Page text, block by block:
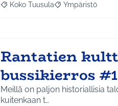
Rajaa tulokset aihepiirin mukaan:
Koko Tuusula Rajaa tulokset
Ympäristö
Rantatien
bussikierros
Meillä on paljon historiallisia
kuitenkaan t…